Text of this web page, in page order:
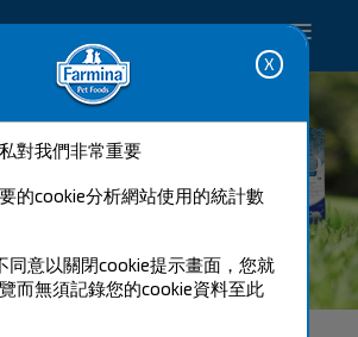
對我們非常重要
的cookie分析網站使用的統計數
同意以關閉cookie提示畫面，您就
而無須記錄您的cookie資料至此
pet. Happy you.
& DELICIOUS